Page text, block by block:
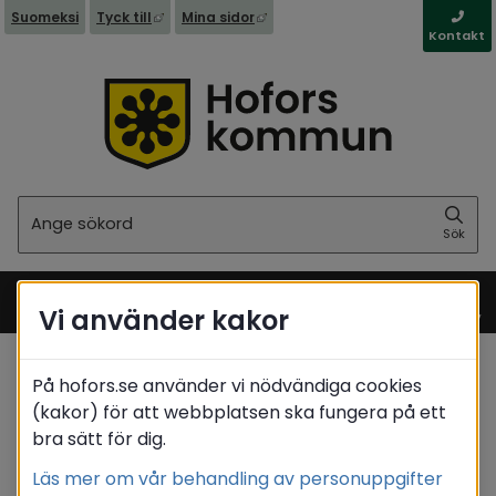
Suomeksi Tyck till Länk till annan webbplats, öppnas i nytt
Mina sidor Länk till annan webbplats,
Kontakt
Sök
Meny
Startsida
Stöd & omsorg
/ Stöd tillbaka till arbetslivet
/ Haga trädgårdar
/ Vad arbetar deltagarna med i växthuset?
Vi använder kakor
På hofors.se använder vi nödvändiga cookies
(kakor) för att webbplatsen ska fungera på ett
bra sätt för dig.
Läs mer om vår behandling av personuppgifter